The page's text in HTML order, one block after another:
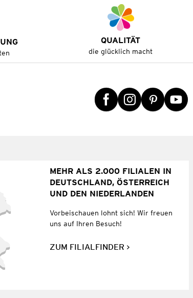
QUALITÄT
die glücklich macht
MEHR ALS 2.000 FILIALEN IN
DEUTSCHLAND, ÖSTERREICH
UND DEN NIEDERLANDEN
Vorbeischauen lohnt sich! Wir freuen
uns auf Ihren Besuch!
ZUM FILIALFINDER